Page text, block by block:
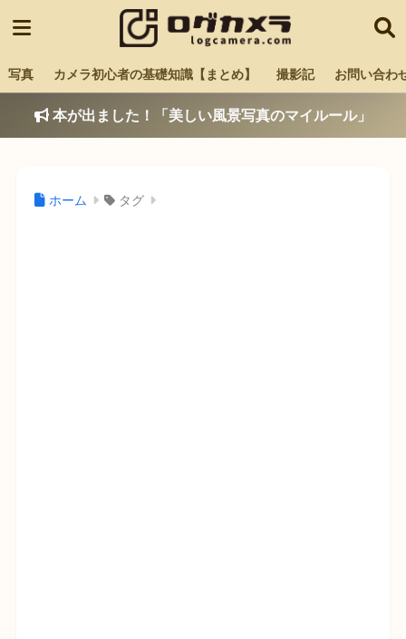
写真 カメラ初心者の基礎知識【まとめ】 撮影記 お問い合わ
本が出ました！「美しい風景写真のマイルール」
ホーム タグ